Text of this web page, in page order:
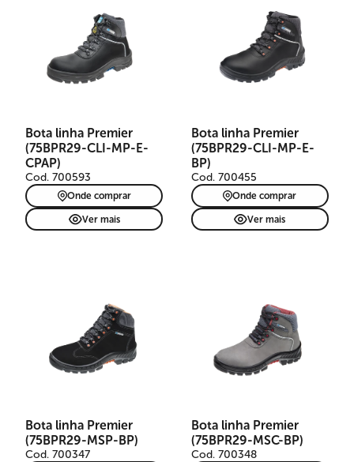
Bota linha Premier
(75BPR29-CLI-MP-E-
CPAP)
Cod. 700593
Onde comprar
Ver mais
Bota linha Premier
(75BPR29-CLI-MP-E-
BP)
Cod. 700455
Onde comprar
Ver mais
Bota linha Premier
(75BPR29-MSP-BP)
Cod. 700347
Bota linha Premier
(75BPR29-MSC-BP)
Cod. 700348